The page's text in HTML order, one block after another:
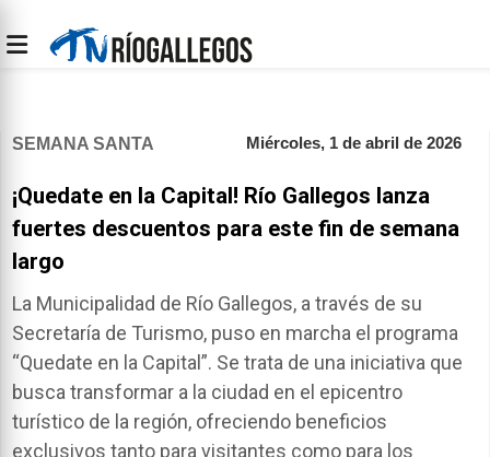
SEMANA SANTA Miércoles, 1 de abril de 2026
¡Quedate en la Capital! Río Gallegos lanza
fuertes descuentos para este fin de semana
largo
La Municipalidad de Río Gallegos, a través de su
Secretaría de Turismo, puso en marcha el programa
“Quedate en la Capital”. Se trata de una iniciativa que
busca transformar a la ciudad en el epicentro
turístico de la región, ofreciendo beneficios
exclusivos tanto para visitantes como para los